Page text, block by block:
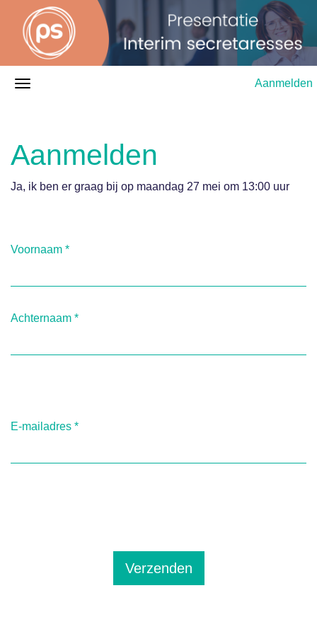
Aanmelden
Aanmelden
Ja, ik ben er graag bij op maandag 27 mei om 13:00 uur
Voornaam *
Achternaam *
E-mailadres *
Verzenden